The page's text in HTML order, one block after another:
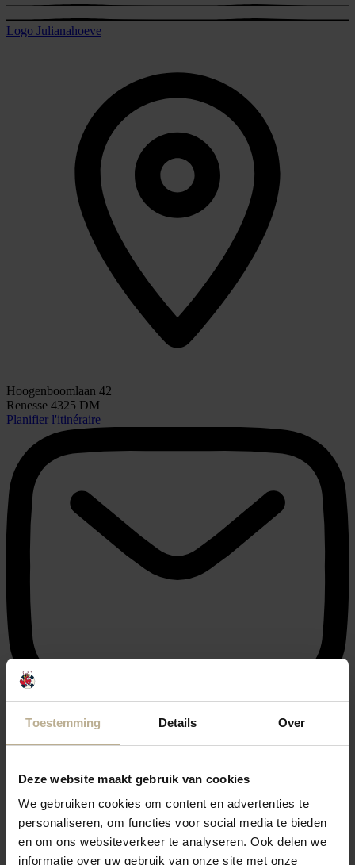
Toestemming Details Over
Deze website maakt gebruik van cookies
We gebruiken cookies om content en advertenties te
personaliseren, om functies voor social media te bieden
en om ons websiteverkeer te analyseren. Ook delen we
informatie over uw gebruik van onze site met onze
Logo Julianahoeve
Hoogenboomlaan 42
Renesse 4325 DM
Planifier l'itinéraire
info@julianahoeve.nl